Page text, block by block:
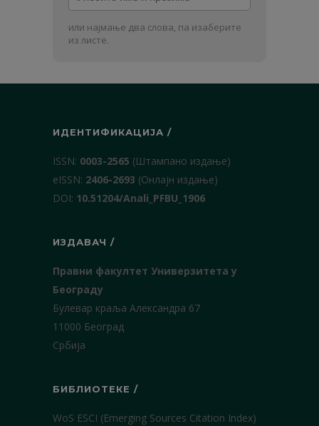
име
и
презиме
или најмање два слова, па изаберите
из листе.
ИДЕНТИФИКАЦИЈА /
ISSN: 0003-2565 (Штампано издање)
еISSN: 2406-2693 (Онлајн издање)
DOI: 10.51204/Anali_PFBU_1906
ИЗДАВАЧ /
Правни факултет Универзитета у
Београду
Булевар краља Александра 67
11000 Београд
Србија
БИБЛИОТЕКЕ /
WoS ESCI (Emerging Sources Citation Index)